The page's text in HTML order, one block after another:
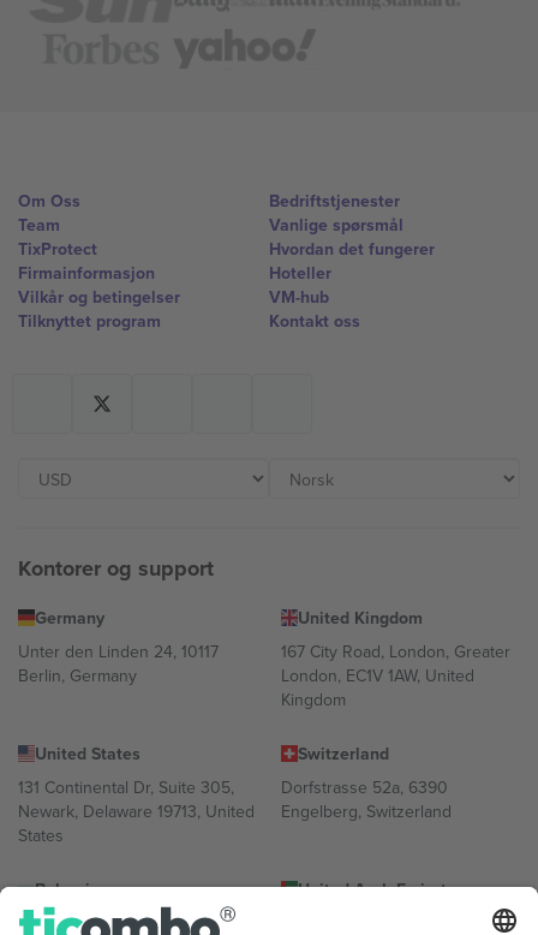
Om Oss
Team
TixProtect
Firmainformasjon
Vilkår og betingelser
Tilknyttet program
Bedriftstjenester
Vanlige spørsmål
Hvordan det fungerer
Hoteller
VM-hub
Kontakt oss
Kontorer og support
Germany
Unter den Linden 24, 10117
Berlin, Germany
United Kingdom
167 City Road, London, Greater
London, EC1V 1AW, United
Kingdom
United States
131 Continental Dr, Suite 305,
Newark, Delaware 19713, United
States
Switzerland
Dorfstrasse 52a, 6390
Engelberg, Switzerland
Bulgaria
Regus Sofia City West, bul
United Arab Emirates
UAE Dubai Silicon Oasis, DDP